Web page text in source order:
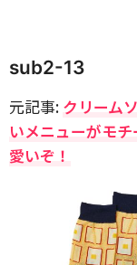
sub2-13
元記事: クリーム
いメニューがモ
愛いぞ！